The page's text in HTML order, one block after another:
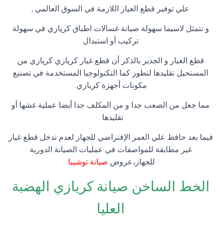
علي توفير قطع الغيار اللازمة في السوق العالمي ,
و تتمثل لاسيما سهولة صيانة غسالات اطباق كريازي في سهولة
تركيب أو استبدال
قطع الغيار و الجدير بالذكر أن قطع غيار كريازي كريازي من
المستحيل تقليدها لتطور كما التكنولوجيا المستخدمة في تصنيع
مكونات أجهزة كريازي.
مما جعل من الصعب جدا و من المكلف جدا أيضا عملية غشها أو
تقليدها .
فيما بعد حافظ علي العمر الإفتراضي للجهاز لعدم تدخل قطع غيار
غير مطابقة للمواصفات في عمليات الصيانة الدورية
للجهاز،عروض صيانة توشيبا.
الخط الساخن صيانة كريازي الهضبة
العليا